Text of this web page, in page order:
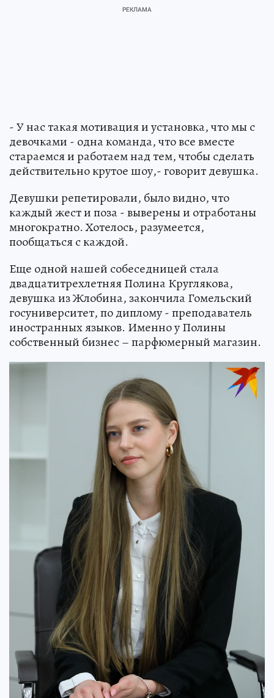
- У нас такая мотивация и установка, что мы с
девочками - одна команда, что все вместе
стараемся и работаем над тем, чтобы сделать
действительно крутое шоу,- говорит девушка.
Девушки репетировали, было видно, что
каждый жест и поза - выверены и отработаны
многократно. Хотелось, разумеется,
пообщаться с каждой.
Еще одной нашей собеседницей стала
двадцатитрехлетняя Полина Круглякова,
девушка из Жлобина, закончила Гомельский
госуниверситет, по диплому - преподаватель
иностранных языков. Именно у Полины
собственный бизнес – парфюмерный магазин.